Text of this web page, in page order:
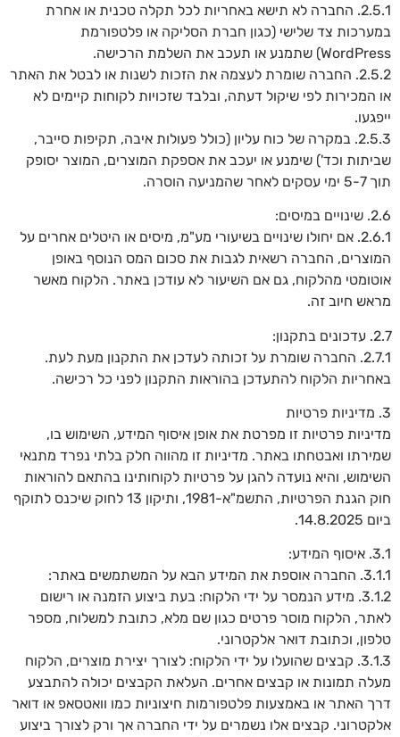
2.5.1. החברה לא תישא באחריות לכל תקלה טכנית או אחרת
במערכות צד שלישי (כגון חברת הסליקה או פלטפורמת
WordPress) שתמנע או תעכב את השלמת הרכישה.
2.5.2. החברה שומרת לעצמה את הזכות לשנות או לבטל את האתר
או המכירות לפי שיקול דעתה, ובלבד שזכויות לקוחות קיימים לא
ייפגעו.
2.5.3. במקרה של כוח עליון (כולל פעולות איבה, תקיפות סייבר,
שביתות וכד') שימנע או יעכב את אספקת המוצרים, המוצר יסופק
תוך 5-7 ימי עסקים לאחר שהמניעה הוסרה.
2.6. שינויים במיסים:
2.6.1. אם יחולו שינויים בשיעורי מע"מ, מיסים או היטלים אחרים על
המוצרים, החברה רשאית לגבות את סכום המס הנוסף באופן
אוטומטי מהלקוח, גם אם השיעור לא עודכן באתר. הלקוח מאשר
מראש חיוב זה.
2.7. עדכונים בתקנון:
2.7.1. החברה שומרת על זכותה לעדכן את התקנון מעת לעת.
באחריות הלקוח להתעדכן בהוראות התקנון לפני כל רכישה.
3. מדיניות פרטיות
מדיניות פרטיות זו מפרטת את אופן איסוף המידע, השימוש בו,
שמירתו ואבטחתו באתר. מדיניות זו מהווה חלק בלתי נפרד מתנאי
השימוש, והיא נועדה להגן על פרטיות לקוחותינו בהתאם להוראות
חוק הגנת הפרטיות, התשמ"א-1981, ותיקון 13 לחוק שיכנס לתוקף
ביום 14.8.2025.
3.1. איסוף המידע:
3.1.1. החברה אוספת את המידע הבא על המשתמשים באתר:
3.1.2. מידע הנמסר על ידי הלקוח: בעת ביצוע הזמנה או רישום
לאתר, הלקוח מוסר פרטים כגון שם מלא, כתובת למשלוח, מספר
טלפון, וכתובת דואר אלקטרוני.
3.1.3. קבצים שהועלו על ידי הלקוח: לצורך יצירת מוצרים, הלקוח
מעלה תמונות או קבצים אחרים. העלאת הקבצים יכולה להתבצע
דרך האתר או באמצעות פלטפורמות חיצוניות כמו וואטסאפ או דואר
אלקטרוני. קבצים אלו נשמרים על ידי החברה אך ורק לצורך ביצוע